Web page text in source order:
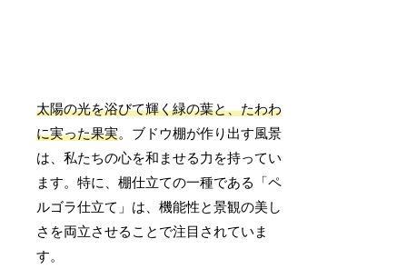
太陽の光を浴びて輝く緑の葉と、たわわ
に実った果実。ブドウ棚が作り出す風景
は、私たちの心を和ませる力を持ってい
ます。特に、棚仕立ての一種である「ペ
ルゴラ仕立て」は、機能性と景観の美し
さを両立させることで注目されていま
す。